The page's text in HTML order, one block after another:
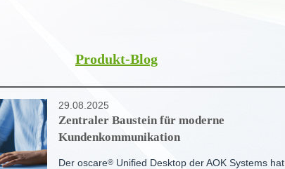
Produkt-Blog
29.08.2025
Zentraler Baustein für moderne
Kundenkommunikation
Der oscare® Unified Desktop der AOK Systems hat